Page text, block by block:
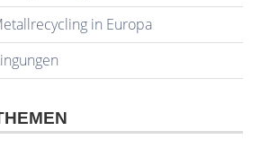
in Europa